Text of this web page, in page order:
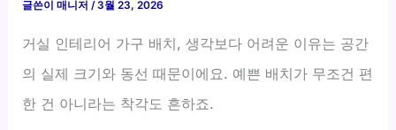
글쓴이매니저/3월 23, 2026
거실 인테리어 가구 배치, 생각보다 어려운 이유는 공간
의 실제 크기와 동선 때문이에요. 예쁜 배치가 무조건 편
한 건 아니라는 착각도 흔하죠.